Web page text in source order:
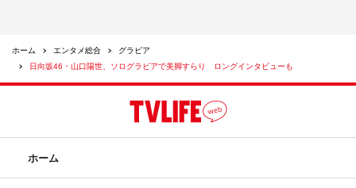
ホーム エンタメ総合
グラビア
日向坂46・山口陽世、ソログラビアで美脚すらり ロングインタビューも
ホーム